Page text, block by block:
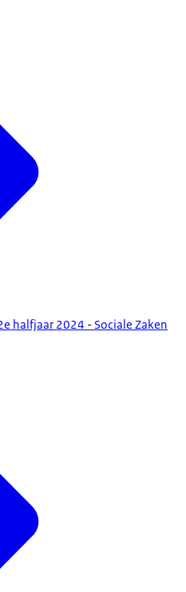
halfjaar 2024 - Sociale Zaken